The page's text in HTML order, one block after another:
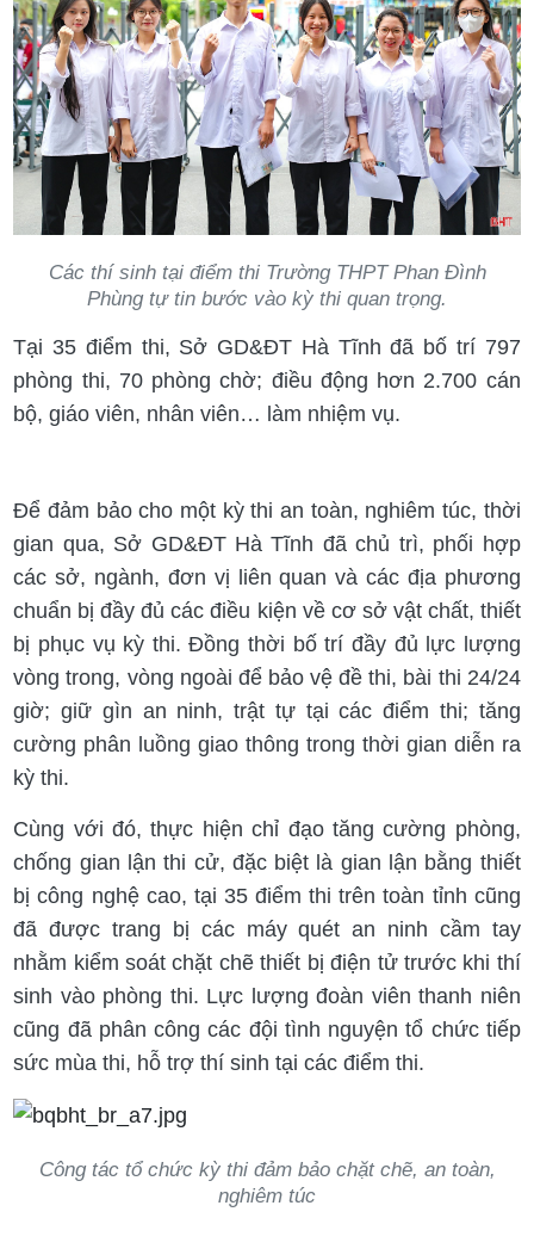
Các thí sinh tại điểm thi Trường THPT Phan Đình
Phùng tự tin bước vào kỳ thi quan trọng.
Tại 35 điểm thi, Sở GD&ĐT Hà Tĩnh đã bố trí 797
phòng thi, 70 phòng chờ; điều động hơn 2.700 cán
bộ, giáo viên, nhân viên… làm nhiệm vụ.
Để đảm bảo cho một kỳ thi an toàn, nghiêm túc, thời
gian qua, Sở GD&ĐT Hà Tĩnh đã chủ trì, phối hợp
các sở, ngành, đơn vị liên quan và các địa phương
chuẩn bị đầy đủ các điều kiện về cơ sở vật chất, thiết
bị phục vụ kỳ thi. Đồng thời bố trí đầy đủ lực lượng
vòng trong, vòng ngoài để bảo vệ đề thi, bài thi 24/24
giờ; giữ gìn an ninh, trật tự tại các điểm thi; tăng
cường phân luồng giao thông trong thời gian diễn ra
kỳ thi.
Cùng với đó, thực hiện chỉ đạo tăng cường phòng,
chống gian lận thi cử, đặc biệt là gian lận bằng thiết
bị công nghệ cao, tại 35 điểm thi trên toàn tỉnh cũng
đã được trang bị các máy quét an ninh cầm tay
nhằm kiểm soát chặt chẽ thiết bị điện tử trước khi thí
sinh vào phòng thi. Lực lượng đoàn viên thanh niên
cũng đã phân công các đội tình nguyện tổ chức tiếp
sức mùa thi, hỗ trợ thí sinh tại các điểm thi.
Công tác tổ chức kỳ thi đảm bảo chặt chẽ, an toàn,
nghiêm túc